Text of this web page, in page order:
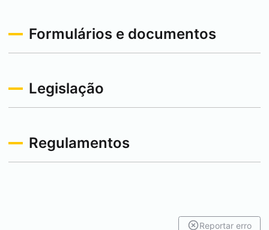
Formulários e documentos
Legislação
Regulamentos
Reportar erro